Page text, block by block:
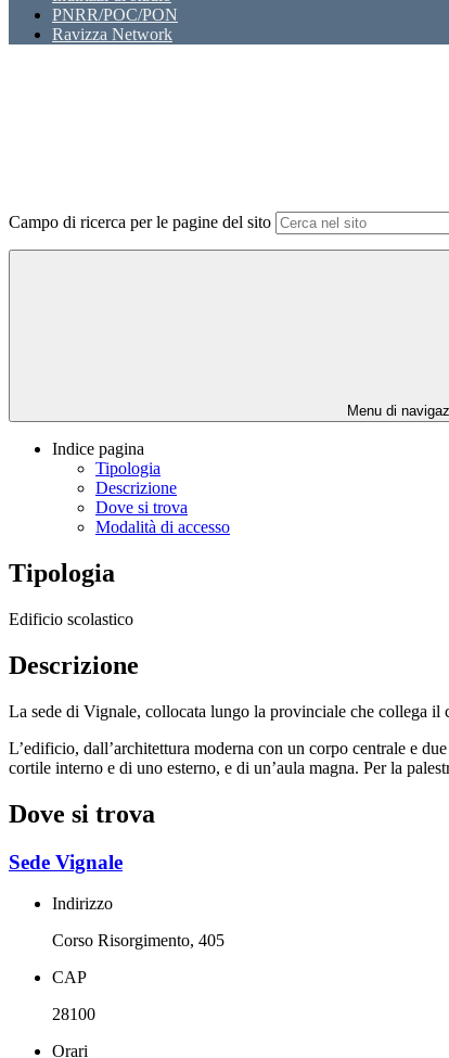
PNRR/POC/PON
Ravizza Network
Campo di ricerca per le pagine del sito
Menu di
Indice pagina
Tipologia
Descrizione
Dove si trova
Modalità di accesso
Tipologia
Edificio scolastico
Descrizione
La sede di Vignale, collocata lungo la provinciale che collega il
L’edificio, dall’architettura moderna con un corpo centrale e
cortile interno e di uno esterno, e di un’aula magna. Per la
Dove si trova
Sede Vignale
Indirizzo
Corso Risorgimento, 405
CAP
28100
Orari